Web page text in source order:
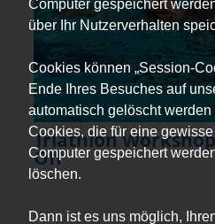
Computer gespeichert
über Ihr Nutzerverhalten
Cookies können „Session-
Ende Ihres Besuches auf
automatisch gelöscht
Cookies, die für eine
Computer gespeichert
löschen.
Dann ist es uns möglich,
Triathlon
Off